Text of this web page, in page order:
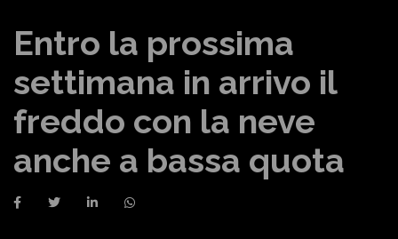
Entro la prossima
settimana in arrivo il
freddo con la neve
anche a bassa quota